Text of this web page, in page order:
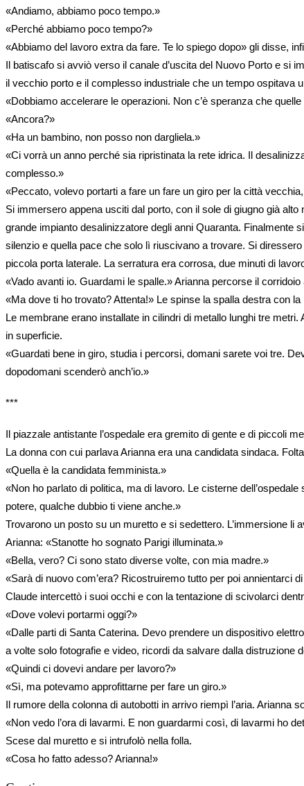
«Andiamo, abbiamo poco tempo.»
«Perché abbiamo poco tempo?»
«Abbiamo del lavoro extra da fare. Te lo spiego dopo» gli disse,
Il batiscafo si avviò verso il canale d’uscita del Nuovo Porto e si
il vecchio porto e il complesso industriale che un tempo ospitava
«Dobbiamo accelerare le operazioni. Non c’è speranza che
«Ancora?»
«Ha un bambino, non posso non dargliela.»
«Ci vorrà un anno perché sia ripristinata la rete idrica. Il
complesso.»
«Peccato, volevo portarti a fare un fare un giro per la città
Si immersero appena usciti dal porto, con il sole di giugno già
grande impianto desalinizzatore degli anni Quaranta. Finalmente
silenzio e quella pace che solo lì riuscivano a trovare. Si
piccola porta laterale. La serratura era corrosa, due minuti di
«Vado avanti io. Guardami le spalle.» Arianna percorse il
«Ma dove ti ho trovato? Attenta!» Le spinse la spalla destra con
Le membrane erano installate in cilindri di metallo lunghi tre
in superficie.
«Guardati bene in giro, studia i percorsi, domani sarete voi tre.
dopodomani scenderò anch’io.»
***
Il piazzale antistante l’ospedale era gremito di gente e di piccoli
La donna con cui parlava Arianna era una candidata sindaca.
«Quella è la candidata femminista.»
«Non ho parlato di politica, ma di lavoro. Le cisterne
potere, qualche dubbio ti viene anche.»
Trovarono un posto su un muretto e si sedettero. L’immersione
Arianna: «Stanotte ho sognato Parigi illuminata.»
«Bella, vero? Ci sono stato diverse volte, con mia madre.»
«Sarà di nuovo com’era? Ricostruiremo tutto per poi annientarci
Claude intercettò i suoi occhi e con la tentazione di scivolarci
«Dove volevi portarmi oggi?»
«Dalle parti di Santa Caterina. Devo prendere un dispositivo
a volte solo fotografie e video, ricordi da salvare dalla distruzione
«Quindi ci dovevi andare per lavoro?»
«Sì, ma potevamo approfittarne per fare un giro.»
Il rumore della colonna di autobotti in arrivo riempì l’aria. Arianna
«Non vedo l’ora di lavarmi. E non guardarmi così, di lavarmi ho
Scese dal muretto e si intrufolò nella folla.
«Cosa ho fatto adesso? Arianna!»